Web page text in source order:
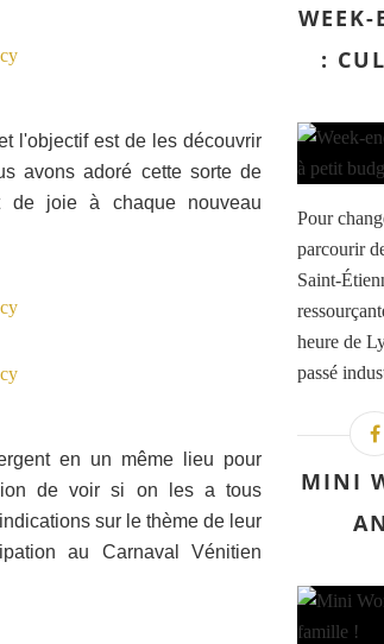
l'objectif est de les découvrir
avons adoré cette sorte de
de joie à chaque nouveau
en un même lieu pour
de voir si on les a tous
sur le thème de leur
au Carnaval Vénitien
:
Pour
parcourir
Saint-
heure de
passé
MINI